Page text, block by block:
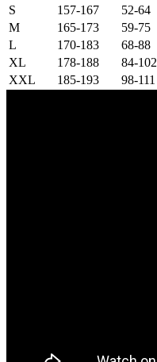
S
157-167 52-64
M
165-173 59-75
L
170-183 68-88
XL
178-188 84-102
XXL
185-193 98-111